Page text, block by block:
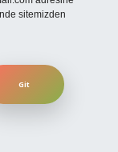
sitemizden